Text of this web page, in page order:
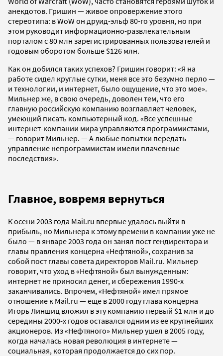
анекдотов. Гришин — живое опровержение этого
стереотипа: в WoW он друид-эльф 80-го уровня, но при
этом руководит информационно-развлекательным
порталом с 80 млн зарегистрированных пользователей и
годовым оборотом больше $126 млн.
Как он добился таких успехов? Гришин говорит: «Я на
работе сидел круглые сутки, меня все это безумно перло —
и технологии, и интернет, было ощущение, что это мое».
Мильнер же, в свою очередь, доволен тем, что его
главную российскую компанию возглавляет человек,
умеющий писать компьютерный код. «Все успешные
интернет-компании мира управляются программистами,
— говорит Мильнер. — А любые попытки передать
управление непрограммистам имели плачевные
последствия».
Главное, вовремя вернуться
К осени 2003 года Mail.ru впервые удалось выйти в
прибыль, но Мильнера к этому времени в компании уже не
было — в январе 2003 года он занял пост гендиректора и
главы правления концерна «Нефтяной», сохранив за
собой пост главы совета директоров Mail.ru. Мильнер
говорит, что уход в «Нефтяной» был вынужденным:
интернет не приносил денег, и сбережения 1990-х
заканчивались. Впрочем, «Нефтяной» имел прямое
отношение к Mail.ru — еще в 2000 году глава концерна
Игорь Линшиц вложил в эту компанию первый $1 млн и до
середины 2000-х годов оставался одним из ее крупнейших
акционеров. Из «Нефтяного» Мильнер ушел в 2005 году,
когда началась новая революция в интернете —
социальная, которая продолжается до сих пор.